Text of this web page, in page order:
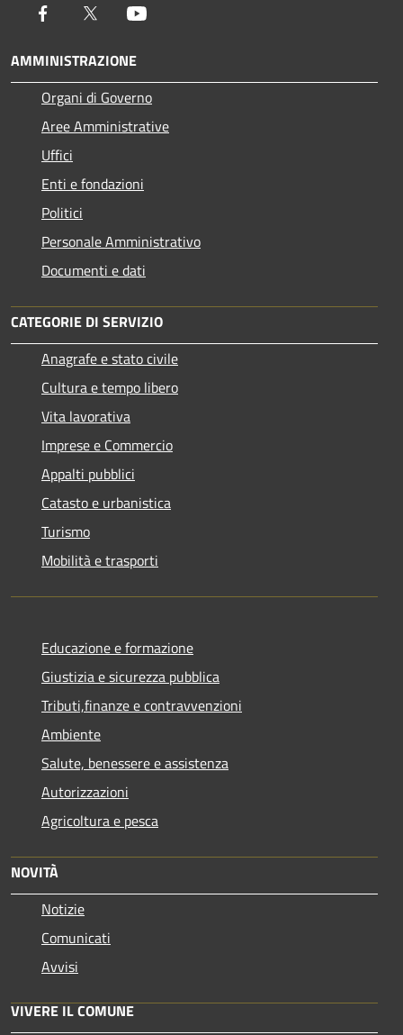
Facebook Twitter
AMMINISTRAZIONE
Organi di Governo
Aree Amministrative
Uffici
Enti e fondazioni
Politici
Personale Amministrativo
Documenti e dati
CATEGORIE DI SERVIZIO
Anagrafe e stato civile
Cultura e tempo libero
Vita lavorativa
Imprese e Commercio
Appalti pubblici
Catasto e urbanistica
Turismo
Mobilità e trasporti
Educazione e formazione
Giustizia e sicurezza pubblica
Tributi,finanze e contravvenzioni
Ambiente
Salute, benessere e assistenza
Autorizzazioni
Agricoltura e pesca
NOVITÀ
Notizie
Comunicati
Avvisi
VIVERE IL COMUNE